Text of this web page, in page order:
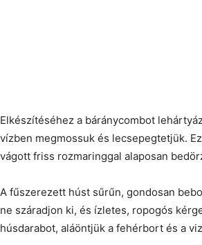
Elkészítéséhez a báránycombot
vízben megmossuk és lecsepegtetjük.
vágott friss rozmaringgal alaposan
A fűszerezett húst sűrűn, gondosan
ne száradjon ki, és ízletes, ropogós
húsdarabot, aláöntjük a fehérbort és a